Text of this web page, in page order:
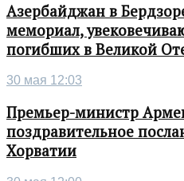
Азербайджан в
мемориал,
погибших в Великой
30 мая 12:03
Премьер-министр
поздравительное
Хорватии